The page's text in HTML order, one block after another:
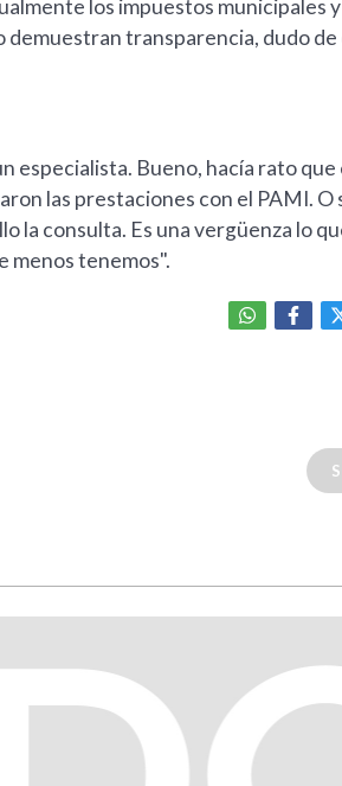
los impuestos municipales y
demuestran transparencia, dudo
especialista. Bueno, hacía rato que
las prestaciones con el PAMI. O
la consulta. Es una vergüenza lo
menos tenemos".